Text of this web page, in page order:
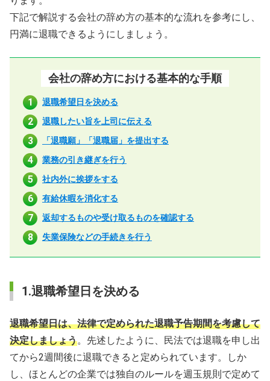
下記で解説する会社の辞め方の基本的な流れを参考にし、
円満に退職できるようにしましょう。
会社の辞め方における基本的な手順
退職希望日を決める
退職したい旨を上司に伝える
「退職願」「退職届」を提出する
業務の引き継ぎを行う
社内外に挨拶をする
有給休暇を消化する
返却するものや受け取るものを確認する
失業保険などの手続きを行う
1.退職希望日を決める
退職希望日は、法律で定められた退職予告期間を考慮して
決定しましょう。先述したように、民法では退職を申し出
てから2週間後に退職できると定められています。しか
し、ほとんどの企業では独自のルールを週玉規則で定めて